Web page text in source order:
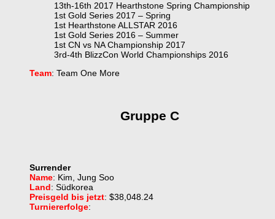
13th-16th 2017 Hearthstone Spring Championship
1st Gold Series 2017 – Spring
1st Hearthstone ALLSTAR 2016
1st Gold Series 2016 – Summer
1st CN vs NA Championship 2017
3rd-4th BlizzCon World Championships 2016
Team: Team One More
Gruppe C
Surrender
Name: Kim, Jung Soo
Land: Südkorea
Preisgeld bis jetzt: $38,048.24
Turniererfolge: